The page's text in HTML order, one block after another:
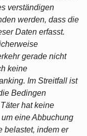
verständigen
werden, dass die
Daten erfasst.
gerade nicht
keine
Im Streitfall ist
Bedingen
hat keine
eine Abbuchung
belastet, indem er